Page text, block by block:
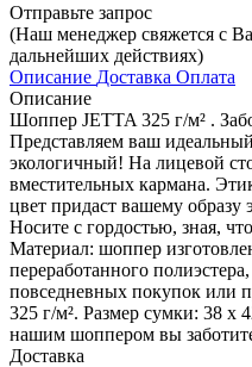
Отправьте запрос
(Наш менеджер свяжется с
дальнейших действиях)
Описание Доставка Оплата
Описание
Шоппер JETTA 325 г/м² .
Представляем ваш
экологичный! На лицевой
вместительных кармана.
цвет придаст вашему образу
Носите с гордостью, зная,
Материал: шоппер
переработанного
повседневных покупок или
325 г/м². Размер сумки: 38 х
нашим шоппером вы
Доставка